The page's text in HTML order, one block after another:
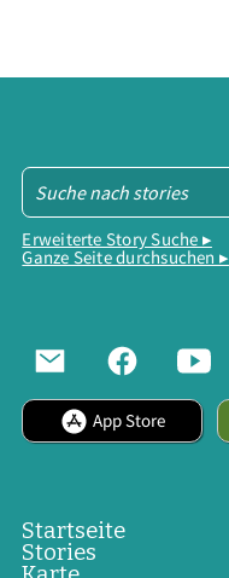
Erweiterte Story Suche ▸
Ganze Seite durchsuchen ▸
App Store
Startseite
Stories